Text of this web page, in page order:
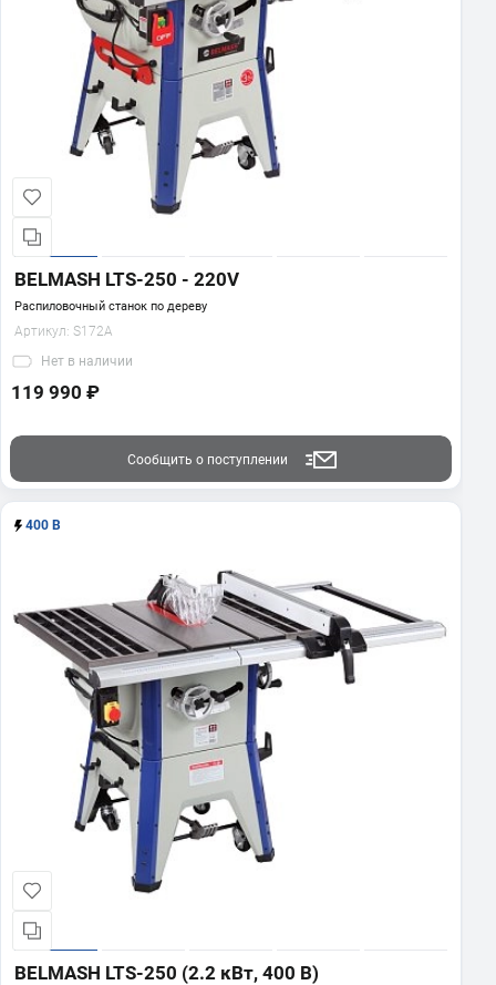
BELMASH LTS-250 - 220V
Распиловочный станок по дереву
Артикул: S172A
Нет в наличии
119 990 ₽
Сообщить о поступлении
400 В
BELMASH LTS-250 (2.2 кВт, 400 В)